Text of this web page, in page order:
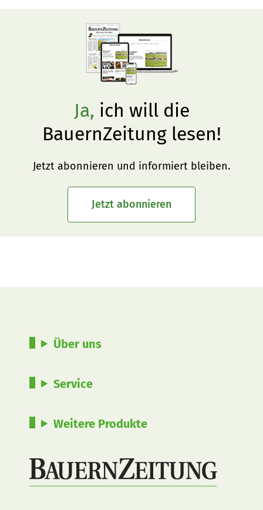
Ja, ich will die
BauernZeitung lesen!
Jetzt abonnieren und informiert bleiben.
Jetzt abonnieren
Über uns
Service
Weitere Produkte